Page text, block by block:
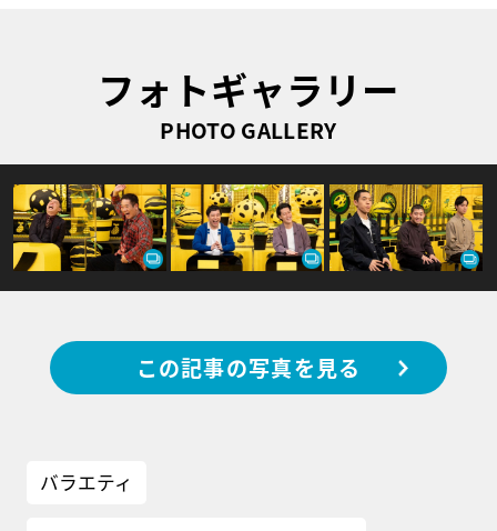
フォトギャラリー
PHOTO GALLERY
この記事の写真を見る
バラエティ